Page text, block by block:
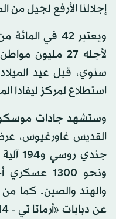
إجلالنا الأرفع لجيل من
ويعتبر 42 في
لأجله 27
سنوي، قبل عيد
استطلاع لمركز ليفادا
وستشهد جادات موسكو
ونحو 1300
والهند والصين. كما